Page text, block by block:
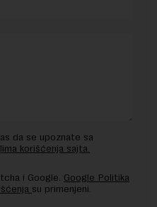
da se upoznate sa
korišćenja sajta.
i Google. Google Politika
su primenjeni.